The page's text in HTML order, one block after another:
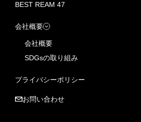
BEST REAM 47
会社概要
会社概要
SDGsの取り組み
プライバシーポリシー
お問い合わせ